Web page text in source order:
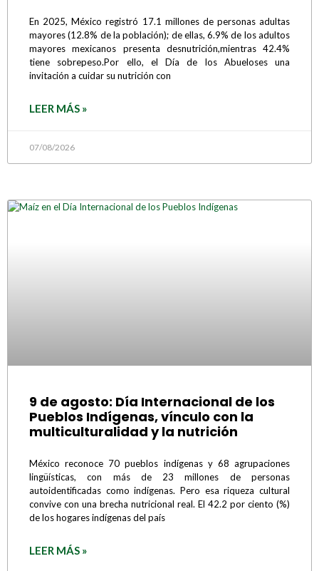
En 2025, México registró 17.1 millones de personas adultas
mayores (12.8% de la población); de ellas, 6.9% de los adultos
mayores mexicanos presenta desnutrición,mientras 42.4%
tiene sobrepeso.Por ello, el Día de los Abueloses una
invitación a cuidar su nutrición con
LEER MÁS »
07/08/2026
9 de agosto: Día Internacional de los
Pueblos Indígenas, vínculo con la
multiculturalidad y la nutrición
México reconoce 70 pueblos indígenas y 68 agrupaciones
lingüísticas, con más de 23 millones de personas
autoidentificadas como indígenas. Pero esa riqueza cultural
convive con una brecha nutricional real. El 42.2 por ciento (%)
de los hogares indígenas del país
LEER MÁS »